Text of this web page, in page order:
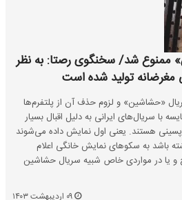
شد/ سخنگوی رصتا: به نظر
مغرضانه تولید شده است
«حشاشین» و لزوم حذف آن از پلتفرم‌ها
با سریال‌های ایرانی به دلیل اقبال بسیار
هستند. یعنی اول نمایش داده می‌شوند
باشد به سکوهای نمایش خانگی اعلام
و یا در مواردی خاص شبیه سریال حشاشین